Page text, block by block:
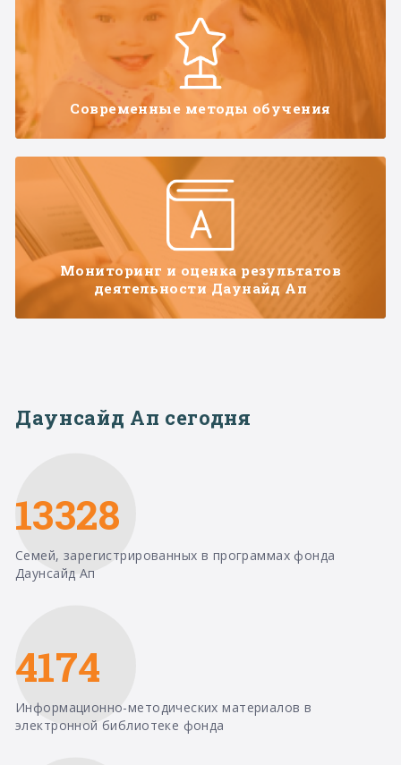
Современные методы обучения
Мониторинг и оценка результатов
деятельности Даунайд Ап
Даунсайд Ап сегодня
13328
Семей, зарегистрированных в программах фонда
Даунсайд Ап
4174
Информационно-методических материалов в
электронной библиотеке фонда